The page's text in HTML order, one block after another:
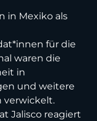
in Mexiko als
für die
waren die
in
und weitere
verwickelt.
Jalisco reagiert